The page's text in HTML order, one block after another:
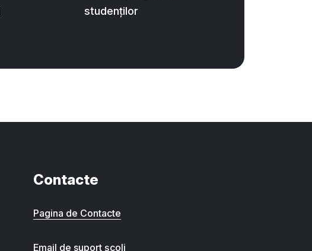
studenților
Contacte
Pagina de Contacte
Email de suport școli